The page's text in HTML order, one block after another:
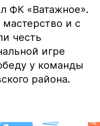
ФК «Ватажное».
мастерство и с
честь
игре
у команды
района.